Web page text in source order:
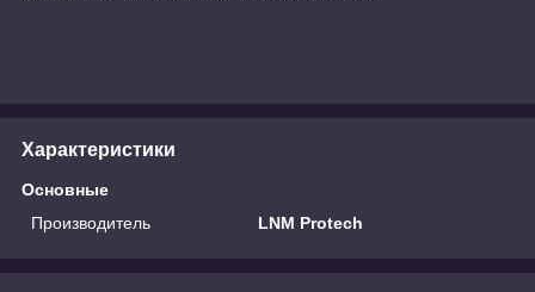
Характеристики
Основные
Производитель
LNM Protech